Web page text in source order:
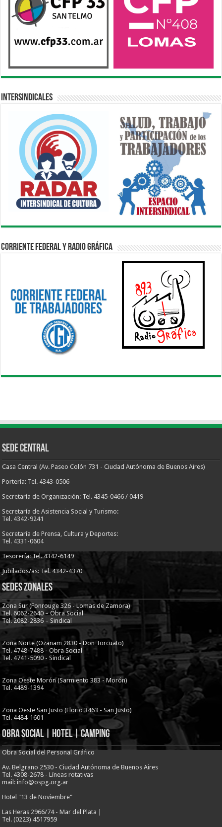
Intersindicales
Corriente Federal y Radio Gráfica
Sede Central
Casa Central (Av. Paseo Colón 731 - Ciudad Autónoma de Buenos Aires)
Portería: Tel. 4343-0506
Secretaría de Organización: Tel. 4345-0466 / 0419
Secretaría de Asistencia Social y Turismo:
Tel. 4342-9241
Secretaría de Prensa, Cultura y Deportes:
Tel. 4331-0604
Tesorería: Tel. 4342-6149
Jubilados/as: Tel. 4342-4370
Sedes Zonales
Zona Sur (Fonrouge 326 - Lomas de Zamora)
Tel. 6062-2640 – Obra Social
Tel. 2082-2836 – Sindical
Zona Norte (Ozanam 2830 - Don Torcuato)
Tel. 4748-7488 - Obra Social
Tel. 4741-5090 - Sindical
Zona Oeste Morón (Sarmiento 383 - Morón)
Tel. 4489-1394
Zona Oeste San Justo (Florio 3463 - San Justo)
Tel. 4484-1601
Obra Social | Hotel | Camping
Obra Social del Personal Gráfico
Av. Belgrano 2530 - Ciudad Autónoma de Buenos Aires
Tel. 4308-2678 - Líneas rotativas
mail: info@ospg.org.ar
Hotel "13 de Noviembre"
Las Heras 2966/74 - Mar del Plata |
Tel. (0223) 4517959